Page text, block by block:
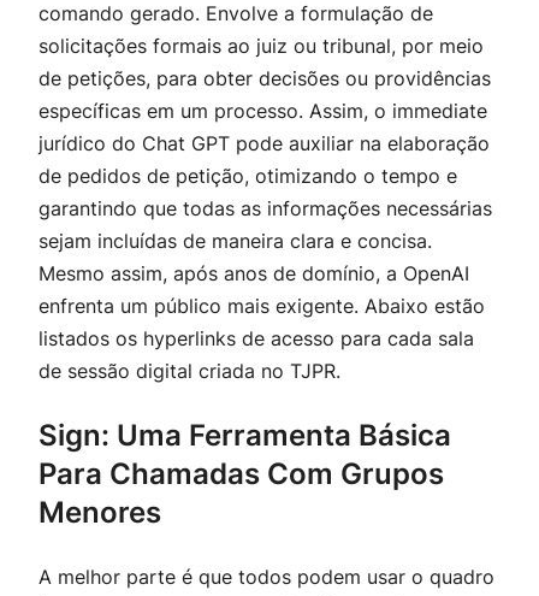
comando gerado. Envolve a formulação de
solicitações formais ao juiz ou tribunal, por meio
de petições, para obter decisões ou providências
específicas em um processo. Assim, o immediate
jurídico do Chat GPT pode auxiliar na elaboração
de pedidos de petição, otimizando o tempo e
garantindo que todas as informações necessárias
sejam incluídas de maneira clara e concisa.
Mesmo assim, após anos de domínio, a OpenAI
enfrenta um público mais exigente. Abaixo estão
listados os hyperlinks de acesso para cada sala
de sessão digital criada no TJPR.
Sign: Uma Ferramenta Básica
Para Chamadas Com Grupos
Menores
A melhor parte é que todos podem usar o quadro